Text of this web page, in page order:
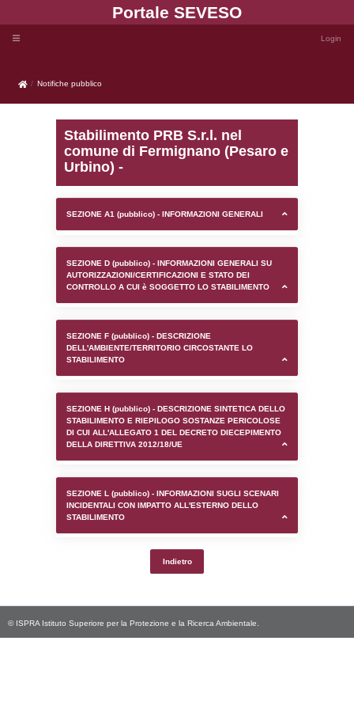
Portale
Notifiche pubblico
Notifiche pubblico
Stabilimento PRB S.r.l.
comune di Fermignano
Urbino) -
SEZIONE D (pubblico) - INFORMAZIONI
AUTORIZZAZIONI/CERTIFICAZIONI E
CONTROLLO A CUI è SOGGETTO LO
SEZIONE F (pubblico) - DESCRIZIONE
DELL'AMBIENTE/TERRITORIO
STABILIMENTO
SEZIONE H (pubblico) - DESCRIZIONE